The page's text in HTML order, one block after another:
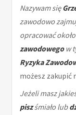
Nazywam się
zawodowo
opracować
zawodowegow
Ryzyka
możesz zakupić
Jeżeli masz
piszśmiało lub